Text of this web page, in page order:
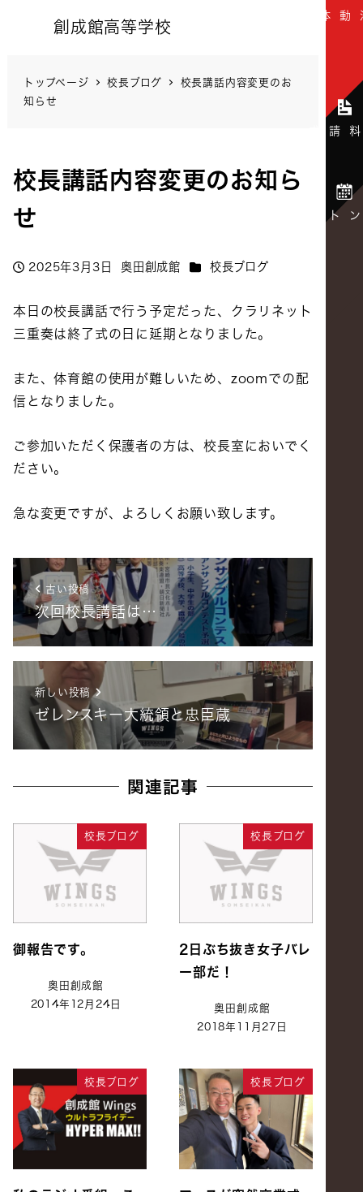
創成館高等学校
トップページ 校長ブログ
校長講話内容変更のお
知らせ
校長講話内容変更のお知ら
せ
投稿日
2025年3月3日
著
奥田創成館 カテゴリー
校長ブログ
本日の校長講話で行う予定だった、クラリネット
三重奏は終了式の日に延期となりました。
また、体育館の使用が難しいため、zoomでの配
信となりました。
ご参加いただく保護者の方は、校長室においでく
ださい。
急な変更ですが、よろしくお願い致します。
古い投稿
次回校長講話は…
新しい投稿
ゼレンスキー大統領と忠臣蔵
関連記事
校長ブログ
御報告です。
奥田創成館
2014年12月24日
校長ブログ
2日ぶち抜き女子バレ
ー部だ！
奥田創成館
2018年11月27日
校長ブログ 校長ブログ